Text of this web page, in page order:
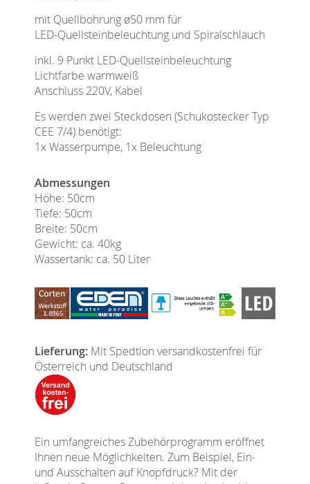
mit Quellbohrung ø50 mm für
LED-Quellsteinbeleuchtung und Spiralschlauch
inkl. 9 Punkt LED-Quellsteinbeleuchtung
Lichtfarbe warmweiß
Anschluss 220V, Kabel
Es werden zwei Steckdosen (Schukostecker Typ
CEE 7/4) benötigt:
1x Wasserpumpe, 1x Beleuchtung
Abmessungen
Höhe: 50cm
Tiefe: 50cm
Breite: 50cm
Gewicht: ca. 40kg
Wassertank: ca. 50 Liter
Lieferung: Mit Spedtion versandkostenfrei für
Österreich und Deutschland
Ein umfangreiches Zubehörprogramm eröffnet
Ihnen neue Möglichkeiten. Zum Beispiel, Ein-
und Ausschalten auf Knopfdruck? Mit der